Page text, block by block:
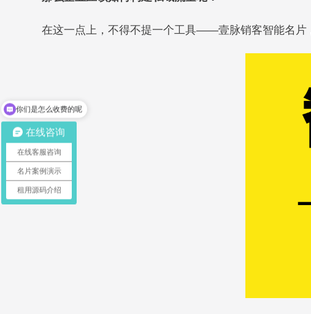
在这一点上，不得不提一个工具——壹脉销客智能名片
在线咨询
在线客服咨询
名片案例演示
租用源码介绍
现在有优惠活动吗